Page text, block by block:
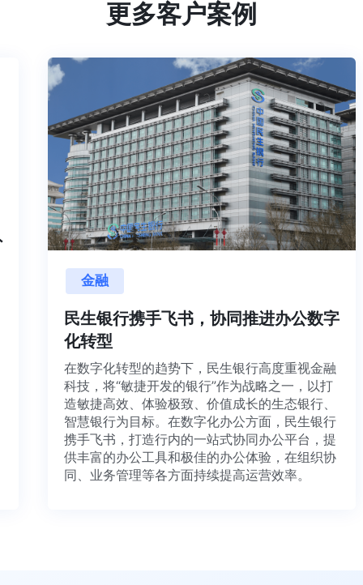
更多客户案例
金融
民生银行携手飞书，协同推进办公数字
化转型
在数字化转型的趋势下，民生银行高度重视金融
科技，将“敏捷开发的银行”作为战略之一，以打
造敏捷高效、体验极致、价值成长的生态银行、
智慧银行为目标。在数字化办公方面，民生银行
携手飞书，打造行内的一站式协同办公平台，提
供丰富的办公工具和极佳的办公体验，在组织协
同、业务管理等各方面持续提高运营效率。